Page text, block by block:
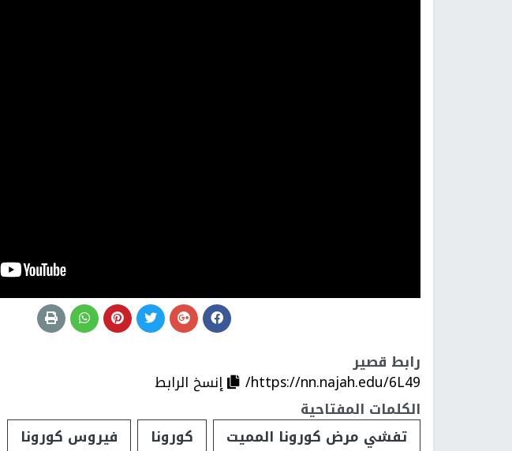
رابط قصير
https://nn.najah.edu/6L49/
إنسخ الرابط
الكلمات المفتاحية
تفشي مرض كورونا المميت
كورونا فيروس كورونا